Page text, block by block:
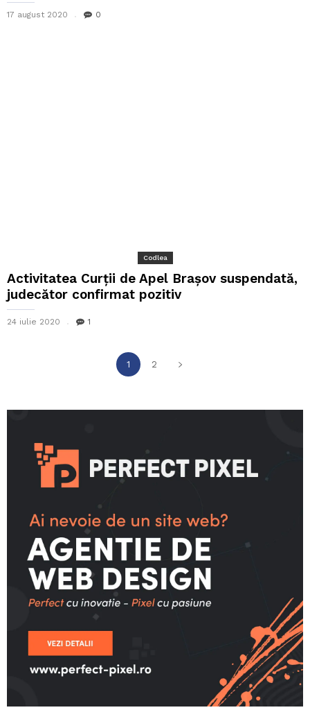
17 august 2020 0
Codlea
Activitatea Curții de Apel Brașov suspendată,
judecător confirmat pozitiv
24 iulie 2020 1
1 2